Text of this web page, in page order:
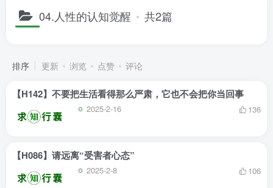
04.人性的认知觉醒 共2篇
排序 更新 浏览 点赞 评论
【H142】不要把生活看得那么严肃，它也不会把你当回事
2025-2-16 136
【H086】请远离“受害者心态”
2025-2-8 106